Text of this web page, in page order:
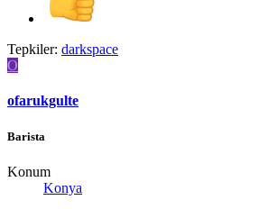
Tepkiler: darkspace
O
ofarukgulte
Barista
Konum
Konya